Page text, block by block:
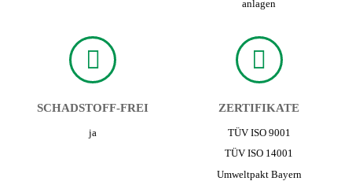
anlagen
SCHADSTOFF-FREI
ja
ZERTIFIKATE
TÜV ISO 9001
TÜV ISO 14001
Umwelt­pakt Bayern